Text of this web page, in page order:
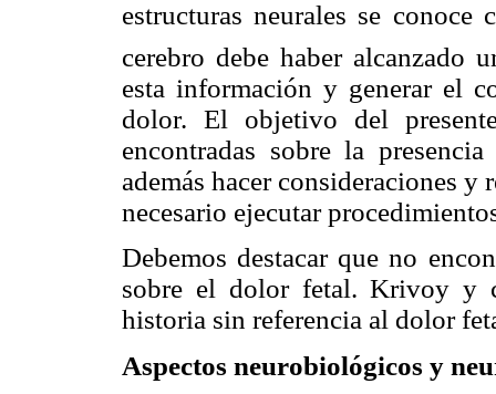
estructuras neurales se conoce
cerebro debe haber alcanzado
esta información y generar el
dolor. El objetivo del
encontradas sobre la
además hacer consideraciones y
necesario ejecutar
Debemos destacar que no
sobre el dolor fetal. Krivoy y
historia sin referencia al dolor
Aspectos neurobiológicos y